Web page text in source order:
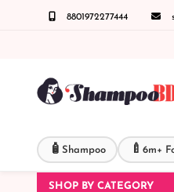
8801972277444
+ Whatsapp ) +8801972277444 সহজে
🧴 Shampoo 🍼 6m+
SHOP BY CATEGORY